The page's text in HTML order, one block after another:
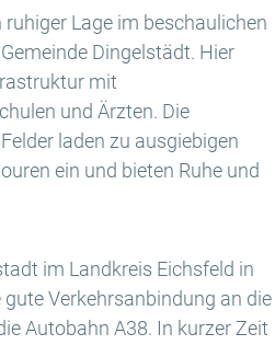
Lage im beschaulichen
Dingelstädt. Hier
mit
und Ärzten. Die
laden zu ausgiebigen
ein und bieten Ruhe und
im Landkreis Eichsfeld in
Verkehrsanbindung an die
Autobahn A38. In kurzer Zeit